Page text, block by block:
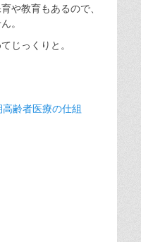
や教育もあるので、
。
じっくりと。
高齢者医療の仕組